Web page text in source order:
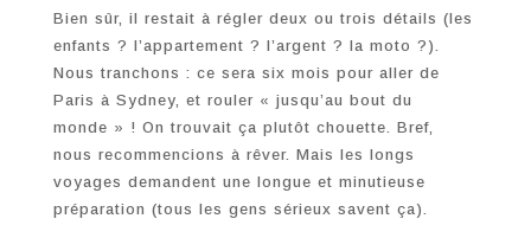
Bien sûr, il restait à régler deux ou trois détails (les
enfants ? l’appartement ? l’argent ? la moto ?).
Nous tranchons : ce sera six mois pour aller de
Paris à Sydney, et rouler « jusqu’au bout du
monde » ! On trouvait ça plutôt chouette. Bref,
nous recommencions à rêver. Mais les longs
voyages demandent une longue et minutieuse
préparation (tous les gens sérieux savent ça).